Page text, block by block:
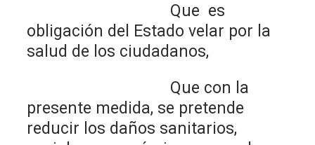
Que es
obligación del Estado velar por la
salud de los ciudadanos,
Que con la
presente medida, se pretende
reducir los daños sanitarios,